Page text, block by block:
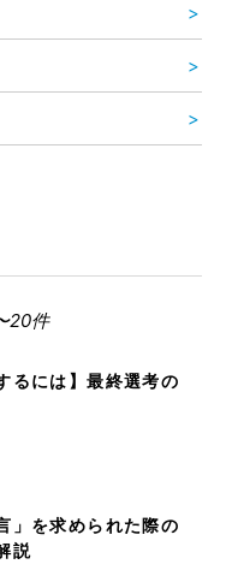
20件
るには】最終選考の
」を求められた際の
説